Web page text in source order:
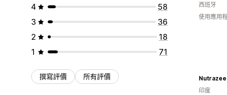
4
58
3
36
2
18
1
71
撰寫評價 所有評價
西班牙
使用應用
Nutrazee
印度